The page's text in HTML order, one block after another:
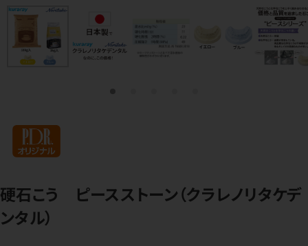
硬石こう ピースストーン（クラレノリタケデ
ンタル）